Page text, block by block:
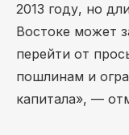
2013 году, но
Востоке может
перейти от
пошлинам и
капитала», —